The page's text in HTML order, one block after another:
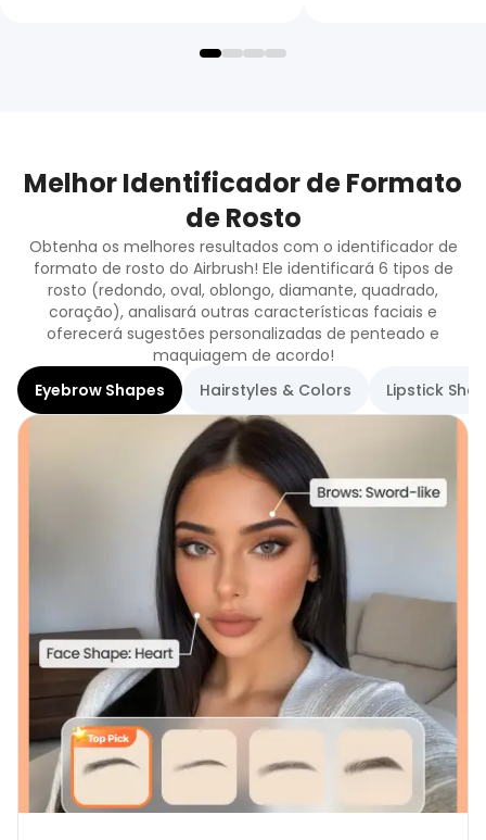
Melhor Identificador de Formato
de Rosto
Obtenha os melhores resultados com o identificador de
formato de rosto do Airbrush! Ele identificará 6 tipos de
rosto (redondo, oval, oblongo, diamante, quadrado,
coração), analisará outras características faciais e
oferecerá sugestões personalizadas de penteado e
maquiagem de acordo!
Eyebrow Shapes
Hairstyles & Colors Lipstick